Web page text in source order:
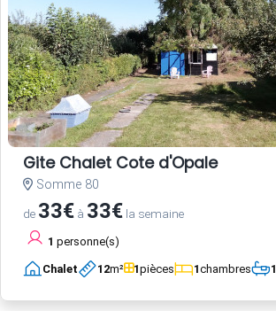
Gite Chalet Cote d'Opale
Somme 80
de 33€ à 33€ la semaine
1 personne(s)
Chalet 12m² 1pièces 1chambres 1